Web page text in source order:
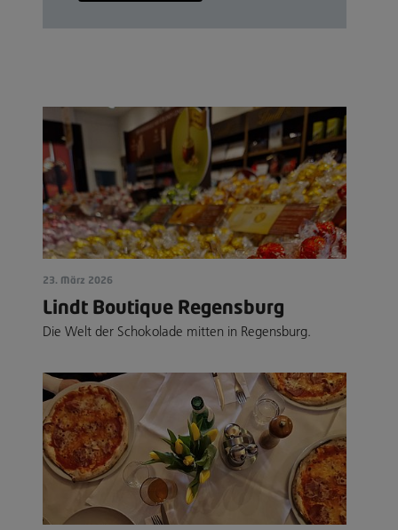
23. März 2026
Lindt Boutique Regensburg
Die Welt der Schokolade mitten in Regensburg.